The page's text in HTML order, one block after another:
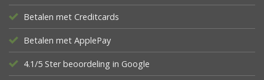
Betalen met Creditcards
Betalen met ApplePay
4.1/5 Ster beoordeling in Google